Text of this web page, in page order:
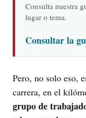
Consulta nuestra
lugar o tema.
Consultar la
Pero, no solo eso,
carrera, en el
grupo de